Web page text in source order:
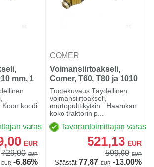
mm, 1
3500
koodi
varastossa
EUR
729,00 EUR
EUR -6.86%
COMER
Voimansiirtoakseli,
Comer, T60, T80 ja 1010
mm, 1 3/8"-6, 1 3/8"-6
pultti-/vapaakytkin
Tuotekuvaus Täydellinen
voimansiirtoakseli,
murtopulttikytkin Haarukan
koko traktorin p...
Tavarantoimittajan
521,13 EUR
599,00 EUR
Säästät77,87 EUR -13.00%